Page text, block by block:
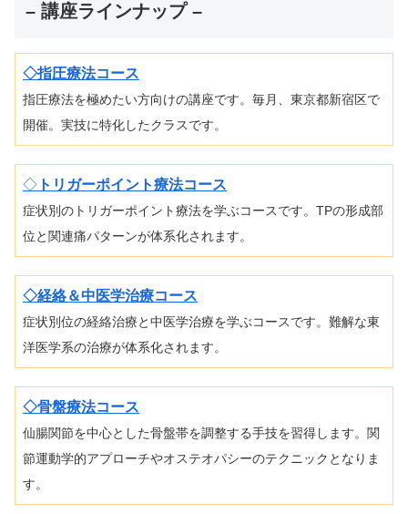
– 講座ラインナップ –
◇指圧療法コース
指圧療法を極めたい方向けの講座です。毎月、東京都新宿区で
開催。実技に特化したクラスです。
◇ トリガーポイント療法コース
症状別のトリガーポイント療法を学ぶコースです。TPの形成部
位と関連痛パターンが体系化されます。
◇経絡＆中医学治療コース
症状別位の経絡治療と中医学治療を学ぶコースです。難解な東
洋医学系の治療が体系化されます。
◇骨盤療法コース
仙腸関節を中心とした骨盤帯を調整する手技を習得します。関
節運動学的アプローチやオステオパシーのテクニックとなりま
す。